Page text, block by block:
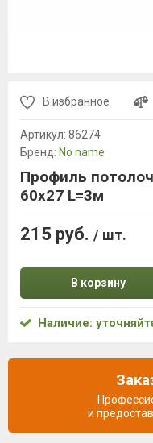
В избранное
Артикул: 86274
Бренд: No name
Профиль
60х27 L=3м
215 руб. / шт.
В корзину
Наличие:
и